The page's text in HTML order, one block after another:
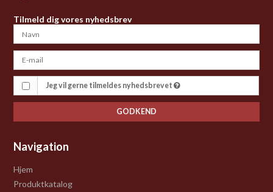
Tilmeld dig vores nyhedsbrev
Jeg vil gerne tilmeldes nyhedsbrevet
GODKEND
Navigation
Hjem
Produktkatalog